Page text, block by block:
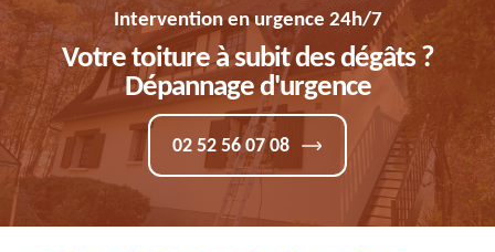
Intervention en urgence 24h/7
Votre toiture à subit des dégâts ?
Dépannage d'urgence
02 52 56 07 08